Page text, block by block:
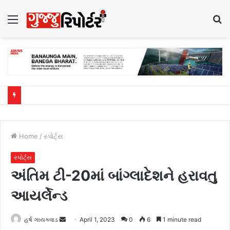
Menu
Home / સ્પોર્ટ્સ
સ્પોર્ટ્સ
અંતિમ ટી-20માં બાંગ્લાદેશને હરાવતુ
આયર્લેન્ડ
હર્ષ ગાયક્વાડ April 1, 2023 0 6 1 minute read